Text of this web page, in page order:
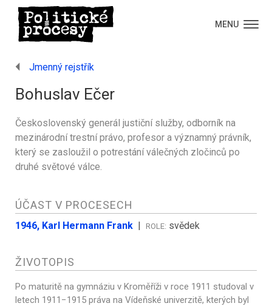
MENU
Jmenný rejstřík
Bohuslav Ečer
Československý generál justiční služby, odborník na
mezinárodní trestní právo, profesor a významný právník,
který se zasloužil o potrestání válečných zločinců po
druhé světové válce.
ÚČAST V PROCESECH
1946, Karl Hermann Frank | ROLE: svědek
ŽIVOTOPIS
Po maturitě na gymnáziu v Kroměříži v roce 1911 studoval v
letech 1911−1915 práva na Vídeňské univerzitě, kterých byl